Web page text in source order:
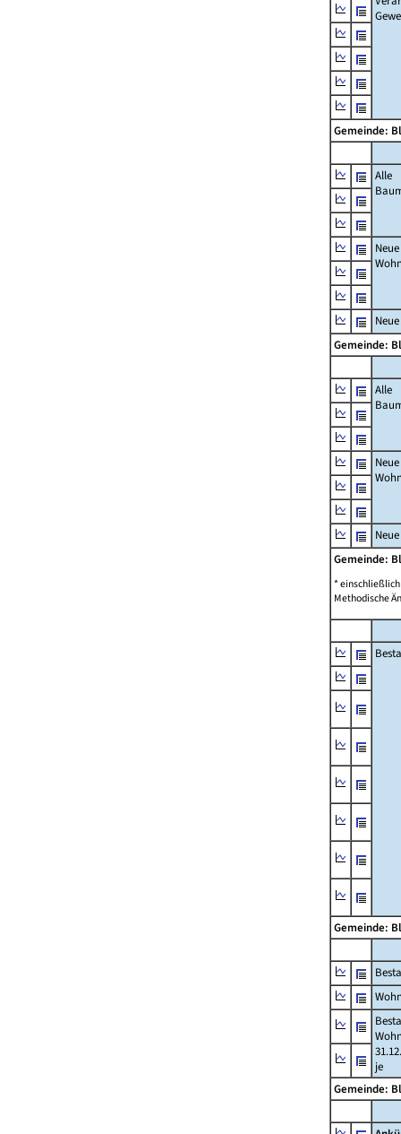
Gemeinde:
Alle
Neue
Gemeinde:
Alle
Neue
Gemeinde:
*
Methodische
Gemeinde:
je
Gemeinde: